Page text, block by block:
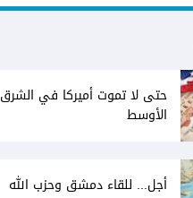
حتى لا تموت أميركا في الشرق
الأوسط
أجل... للقاء دمشق وحزب الله